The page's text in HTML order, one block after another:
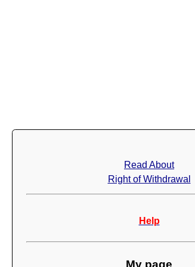
Read About
Right of Withdrawal
Help
My page